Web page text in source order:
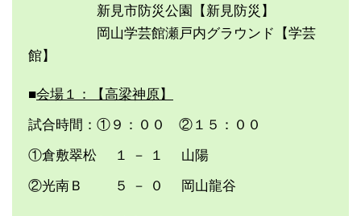
新見市防災公園【新見防災】
岡山学芸館瀬戸内グラウンド【学芸
館】
■会場１：【高梁神原】
試合時間：①９：００ ②１５：００
①倉敷翠松 １ － １ 山陽
②光南Ｂ ５ － ０ 岡山龍谷